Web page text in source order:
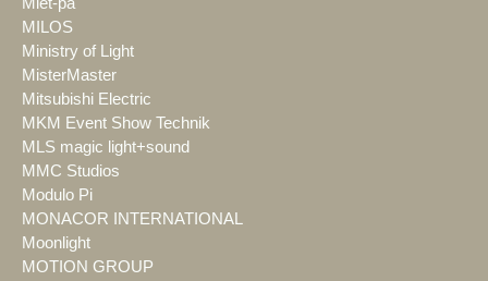
Miet-pa
MILOS
Ministry of Light
MisterMaster
Mitsubishi Electric
MKM Event Show Technik
MLS magic light+sound
MMC Studios
Modulo Pi
MONACOR INTERNATIONAL
Moonlight
MOTION GROUP